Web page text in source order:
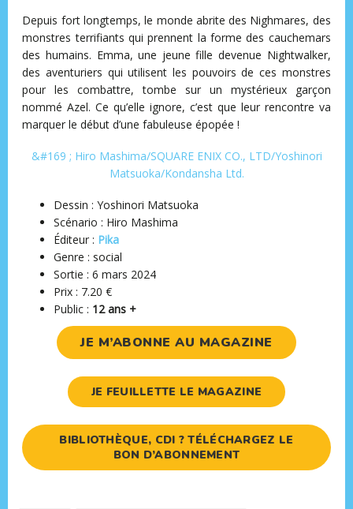
Depuis fort longtemps, le monde abrite des Nighmares, des
monstres terrifiants qui prennent la forme des cauchemars
des humains. Emma, une jeune fille devenue Nightwalker,
des aventuriers qui utilisent les pouvoirs de ces monstres
pour les combattre, tombe sur un mystérieux garçon
nommé Azel. Ce qu’elle ignore, c’est que leur rencontre va
marquer le début d’une fabuleuse épopée !
&#169 ; Hiro Mashima/SQUARE ENIX CO., LTD/Yoshinori
Matsuoka/Kondansha Ltd.
Dessin : Yoshinori Matsuoka
Scénario : Hiro Mashima
Éditeur ‏: Pika
Genre : social
Sortie : 6 mars 2024
Prix : 7.20 €
Public : 12 ans +
JE M’ABONNE AU MAGAZINE
JE FEUILLETTE LE MAGAZINE
BIBLIOTHÈQUE, CDI ? TÉLÉCHARGEZ LE
BON D’ABONNEMENT